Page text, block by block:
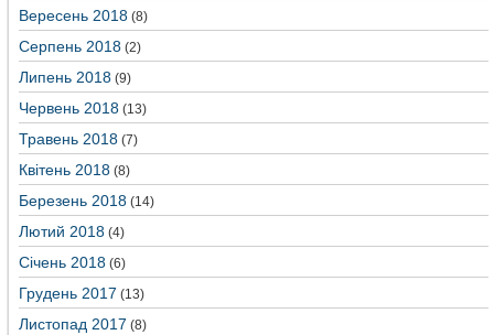
Вересень 2018 (8)
Серпень 2018 (2)
Липень 2018 (9)
Червень 2018 (13)
Травень 2018 (7)
Квітень 2018 (8)
Березень 2018 (14)
Лютий 2018 (4)
Січень 2018 (6)
Грудень 2017 (13)
Листопад 2017 (8)